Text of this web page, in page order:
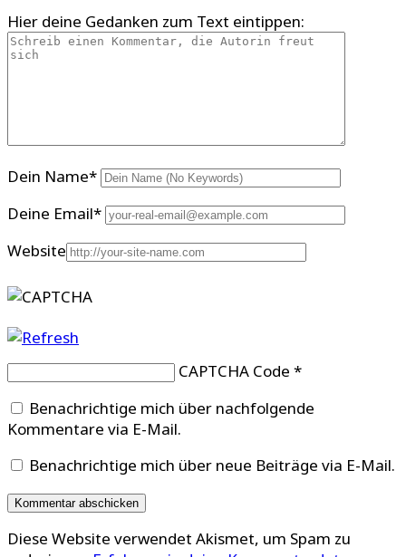
Hier deine Gedanken zum Text eintippen:
Dein Name*
Deine Email*
Website
CAPTCHA Code *
Benachrichtige mich über nachfolgende
Kommentare via E-Mail.
Benachrichtige mich über neue Beiträge via E-Mail.
Diese Website verwendet Akismet, um Spam zu